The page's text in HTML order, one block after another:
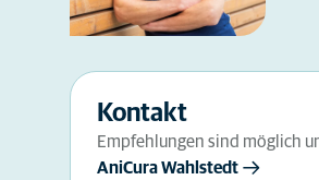
Kontakt
Empfehlungen sind möglich
AniCura Wahlstedt